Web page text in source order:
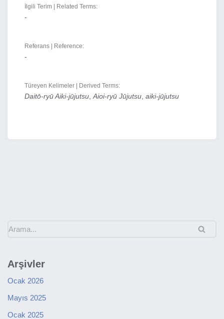
İlgili Terim | Related Terms:
-
Referans | Reference:
-
Türeyen Kelimeler | Derived Terms:
Daitō-ryū Aiki-jūjutsu Aioi-ryū Jūjutsu aiki-jūjutsu
Arşivler
Ocak 2026
Mayıs 2025
Ocak 2025